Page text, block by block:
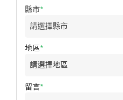
縣市
地區
留言